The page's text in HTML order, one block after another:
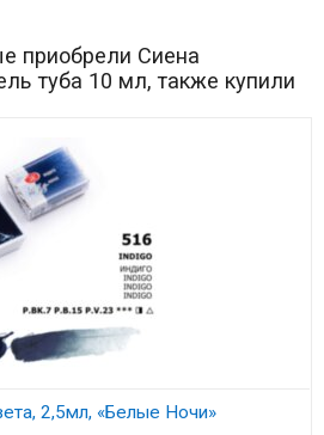
приобрели Сиена
туба 10 мл, также купили
2,5мл, «Белые Ночи»